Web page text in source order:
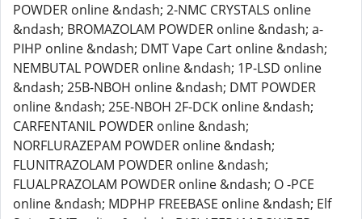
POWDER online &ndash; 2-NMC CRYSTALS online
&ndash; BROMAZOLAM POWDER online &ndash; a-
PIHP online &ndash; DMT Vape Cart online &ndash;
NEMBUTAL POWDER online &ndash; 1P-LSD online
&ndash; 25B-NBOH online &ndash; DMT POWDER
online &ndash; 25E-NBOH 2F-DCK online &ndash;
CARFENTANIL POWDER online &ndash;
NORFLURAZEPAM POWDER online &ndash;
FLUNITRAZOLAM POWDER online &ndash;
FLUALPRAZOLAM POWDER online &ndash; O -PCE
online &ndash; MDPHP FREEBASE online &ndash; Elf